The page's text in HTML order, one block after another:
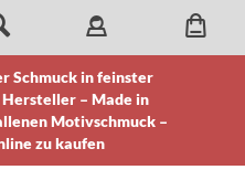
Schmuck in feinster
– Made in
Motivschmuck –
zu kaufen